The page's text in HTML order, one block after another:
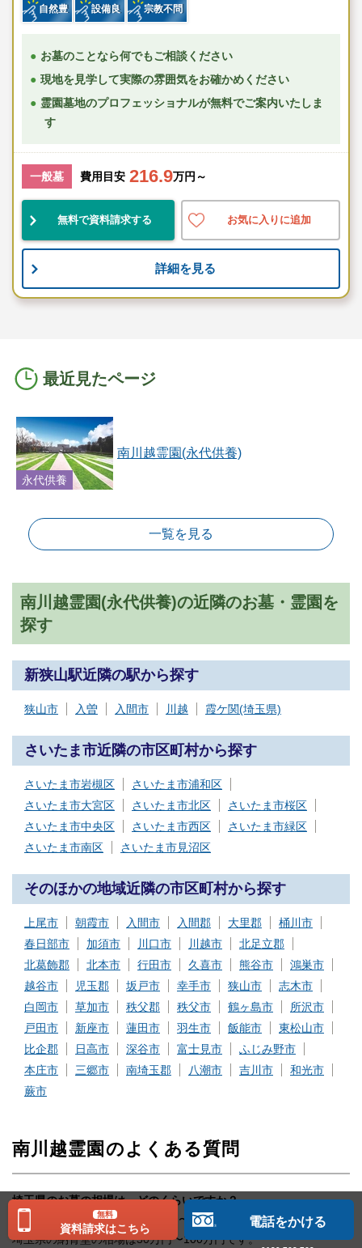
自然豊 設備良 宗教不問
お墓のことなら何でもご相談ください
現地を見学して実際の雰囲気をお確かめください
霊園墓地のプロフェッショナルが無料でご案内いたしま
す
一般墓 費用目安 216.9万円～
無料で資料請求する お気に入りに追加
詳細を見る
最近見たページ
永代供養
南川越霊園(永代供養)
一覧を見る
南川越霊園(永代供養)の近隣のお墓・霊園を
探す
新狭山駅近隣の駅から探す
狭山市 入曽 入間市 川越 霞ケ関(埼玉県)
さいたま市近隣の市区町村から探す
さいたま市岩槻区
さいたま市浦和区
さいたま市大宮区
さいたま市北区
さいたま市桜区
さいたま市中央区
さいたま市西区
さいたま市緑区
さいたま市南区
さいたま市見沼区
そのほかの地域近隣の市区町村から探す
上尾市 朝霞市 入間市 入間郡 大里郡
桶川市
春日部市
加須市 川口市 川越市
北足立郡
北葛飾郡
北本市 行田市 久喜市 熊谷市
鴻巣市
越谷市
児玉郡 坂戸市 幸手市 狭山市
志木市
白岡市
草加市 秩父郡 秩父市 鶴ヶ島市
所沢市
戸田市
新座市 蓮田市 羽生市 飯能市
東松山市
比企郡
日高市 深谷市 富士見市
ふじみ野市
本庄市
三郷市 南埼玉郡 八潮市 吉川市
和光市
蕨市
南川越霊園のよくある質問
埼玉県のお墓の相場は、どのくらいですか？
埼玉県の一般墓の相場は100万円〜500万円です。
埼玉県の納骨堂の相場は30万円〜100万円です。
無料
資料請求はこちら 電話をかける